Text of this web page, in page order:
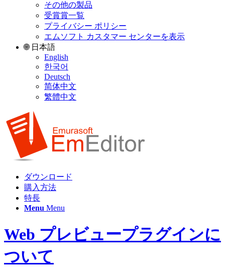
その他の製品
受賞賞一覧
プライバシー ポリシー
エムソフト カスタマー センターを表示
🌐 日本語
English
한국어
Deutsch
简体中文
繁體中文
ダウンロード
購入方法
特長
Menu Menu
Web プレビュープラグインに
ついて